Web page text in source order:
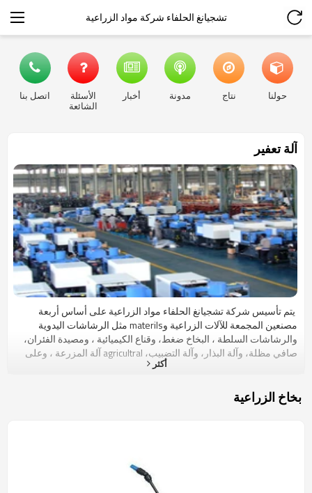
تشجيانغ الحلفاء شركة مواد الزراعية
حولنا نتاج مدونة أخبار الأسئلة
الشائعة
اتصل بنا
آلة تعفير
يتم تأسيس شركة تشجيانغ الحلفاء مواد الزراعية على أساس أربعة
مصنعين المجمعة للآلات الزراعية وmaterils مثل الرشاشات اليدوية
والرشاشات السلطة ، البخاخ ضغط، وقناع الكيميائية ، ومصيدة الفئران،
صافي مظلة، وآلة البذار، وآلة التضبيب، agricultral آلة المزرعة ، وعلى
الزراعية في الصين. لقد حصلنا بالفعل SONCAP، CE
أكثر
بخاخ الزراعية